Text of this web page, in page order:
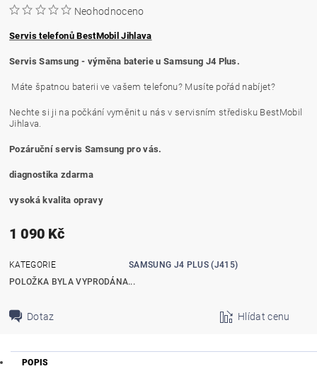
Neohodnoceno
Servis telefonů BestMobil Jihlava
Servis Samsung - výměna baterie u Samsung J4 Plus.
Máte špatnou baterii ve vašem telefonu? Musíte pořád nabíjet?
Nechte si ji na počkání vyměnit u nás v servisním středisku BestMobil
Jihlava.
Pozáruční servis Samsung pro vás.
diagnostika zdarma
vysoká kvalita opravy
1 090 Kč
KATEGORIE
SAMSUNG J4 PLUS (J415)
POLOŽKA BYLA VYPRODÁNA...
Dotaz Hlídat cenu
POPIS